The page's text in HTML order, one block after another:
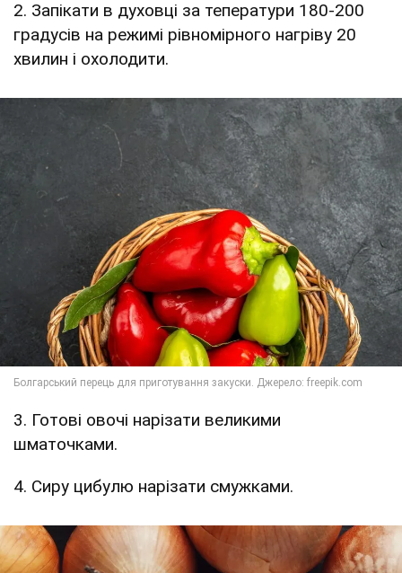
2. Запікати в духовці за теператури 180-200
градусів на режимі рівномірного нагріву 20
хвилин і охолодити.
3. Готові овочі нарізати великими
шматочками.
4. Сиру цибулю нарізати смужками.